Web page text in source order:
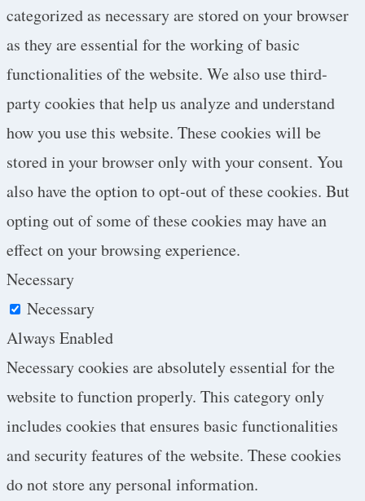
categorized as necessary are stored on your browser
as they are essential for the working of basic
functionalities of the website. We also use third-
party cookies that help us analyze and understand
how you use this website. These cookies will be
stored in your browser only with your consent. You
also have the option to opt-out of these cookies. But
opting out of some of these cookies may have an
effect on your browsing experience.
Necessary
Necessary
Always Enabled
Necessary cookies are absolutely essential for the
website to function properly. This category only
includes cookies that ensures basic functionalities
and security features of the website. These cookies
do not store any personal information.